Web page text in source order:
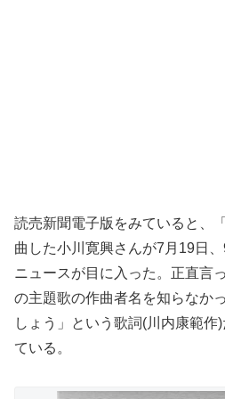
読売新聞電子版をみていると、
曲した小川寛興さんが7月19日
ニュースが目に入った。正直言
の主題歌の作曲者名を知らなか
しょう」という歌詞(川内康範作
ている。